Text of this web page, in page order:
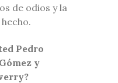
de odios y la
Pedro
y